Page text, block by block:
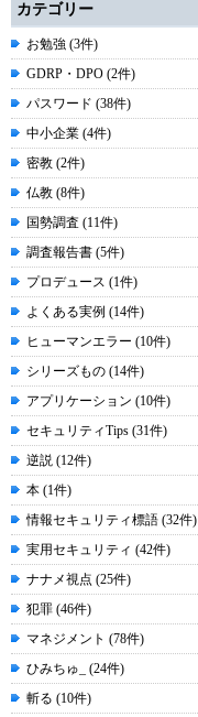
カテゴリー
お勉強 (3件)
GDRP・DPO (2件)
パスワード (38件)
中小企業 (4件)
密教 (2件)
仏教 (8件)
国勢調査 (11件)
調査報告書 (5件)
プロデュース (1件)
よくある実例 (14件)
ヒューマンエラー (10件)
シリーズもの (14件)
アプリケーション (10件)
セキュリティTips (31件)
逆説 (12件)
本 (1件)
情報セキュリティ標語 (32件)
実用セキュリティ (42件)
ナナメ視点 (25件)
犯罪 (46件)
マネジメント (78件)
ひみちゅ_ (24件)
斬る (10件)